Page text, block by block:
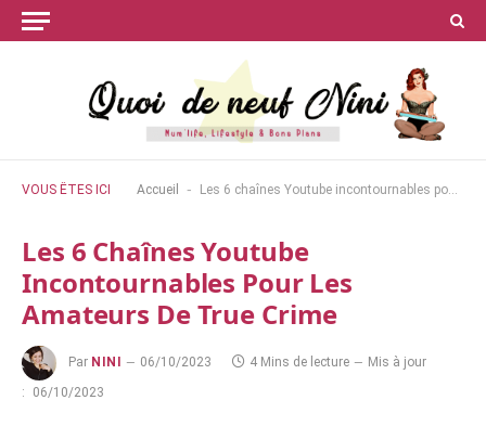
VOUS ÊTES ICI Accueil - Les 6 chaînes Youtube incontournables pour les amateurs de True Crime
Les 6 Chaînes Youtube
Incontournables Pour Les
Amateurs De True Crime
Par NINI 06/10/2023 4 Mins de lecture
Mis à jour
:
06/10/2023